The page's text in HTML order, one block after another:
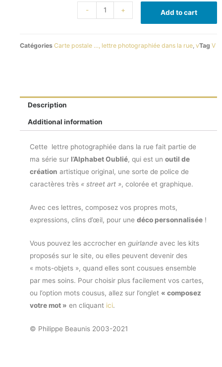
- + Add to cart
Catégories Carte postale …, lettre photographiée dans la rue vTag V
Description
Additional information
Cette lettre photographiée dans la rue fait partie de
ma série sur l’Alphabet Oublié, qui est un outil de
création artistique original, une sorte de police de
caractères très « street art », colorée et graphique.
Avec ces lettres, composez vos propres mots,
expressions, clins d’œil, pour une déco personnalisée !
Vous pouvez les accrocher en guirlande avec les kits
proposés sur le site, ou elles peuvent devenir des
« mots-objets », quand elles sont cousues ensemble
par mes soins. Pour choisir plus facilement vos cartes,
ou l’option mots cousus, allez sur l’onglet « composez
votre mot » en cliquant ici.
© Philippe Beaunis 2003-2021